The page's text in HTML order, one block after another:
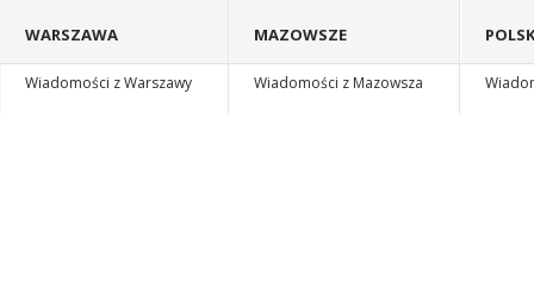
WARSZAWA
Wiadomości z Warszawy
MAZOWSZE
Wiadomości z Mazowsza